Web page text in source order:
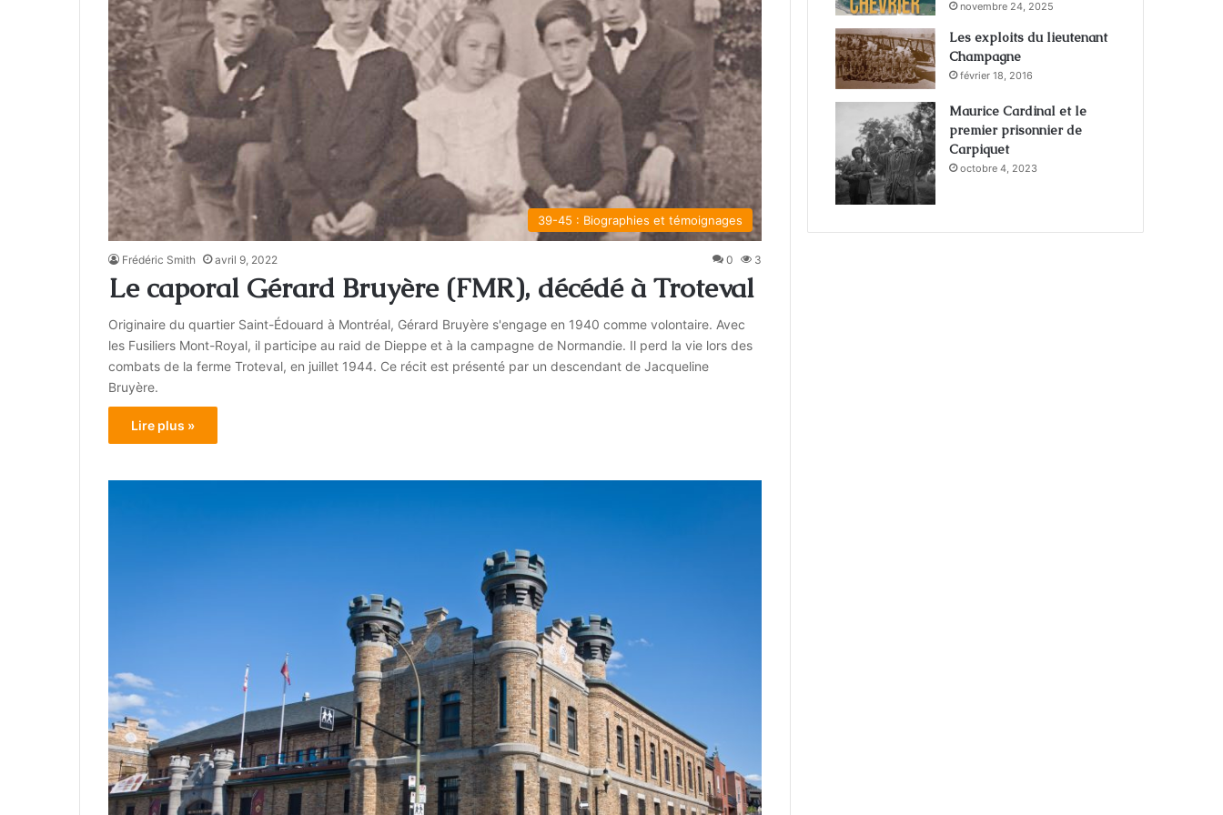
39-45 : Biographies et témoignages
Frédéric Smith avril 9, 2022 0 3
Le caporal Gérard Bruyère (FMR), décédé à Troteval
Originaire du quartier Saint-Édouard à Montréal, Gérard Bruyère s'engage en 1940 comme volontaire. Avec
les Fusiliers Mont-Royal, il participe au raid de Dieppe et à la campagne de Normandie. Il perd la vie lors des
combats de la ferme Troteval, en juillet 1944. Ce récit est présenté par un descendant de Jacqueline
Bruyère.
Lire plus »
novembre 24, 2025
Les exploits du lieutenant
Champagne
février 18, 2016
Maurice Cardinal et le
premier prisonnier de
Carpiquet
octobre 4, 2023